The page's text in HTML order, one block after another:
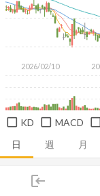
login
市場
日 週 月
2026/02/10
KD MACD
推薦卡片